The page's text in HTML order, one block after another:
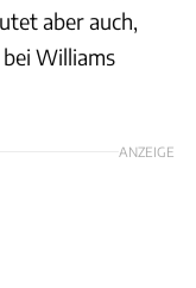
aber auch,
Williams
ANZEIGE